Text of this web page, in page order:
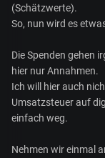
(Schätzwerte).
So, nun wird es
Die Spenden gehen
hier nur Annahmen.
Ich will hier auch
Umsatzsteuer auf
einfach weg.
Nehmen wir einmal